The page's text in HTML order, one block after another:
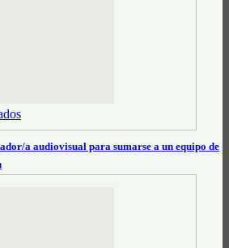
a audiovisual para sumarse a un equipo de